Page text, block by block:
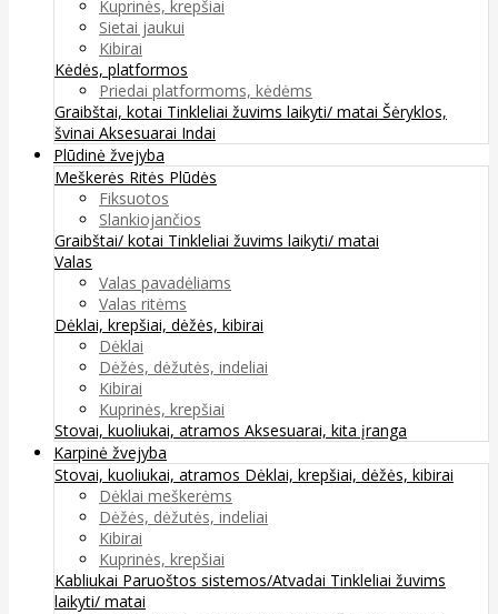
Kuprinės, krepšiai
Sietai jaukui
Kibirai
Kėdės, platformos
Priedai platformoms, kėdėms
Graibštai, kotai Tinkleliai žuvims laikyti/ matai Šėryklos,
švinai Aksesuarai Indai
Plūdinė žvejyba
Meškerės Ritės Plūdės
Fiksuotos
Slankiojančios
Graibštai/ kotai Tinkleliai žuvims laikyti/ matai
Valas
Valas pavadėliams
Valas ritėms
Dėklai, krepšiai, dėžės, kibirai
Dėklai
Dėžės, dėžutės, indeliai
Kibirai
Kuprinės, krepšiai
Stovai, kuoliukai, atramos Aksesuarai, kita įranga
Karpinė žvejyba
Stovai, kuoliukai, atramos Dėklai, krepšiai, dėžės, kibirai
Dėklai meškerėms
Dėžės, dėžutės, indeliai
Kibirai
Kuprinės, krepšiai
Kabliukai Paruoštos sistemos/Atvadai Tinkleliai žuvims
laikyti/ matai